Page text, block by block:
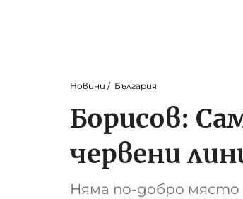
Новини България
Борисов:
червени
Няма по-добро място